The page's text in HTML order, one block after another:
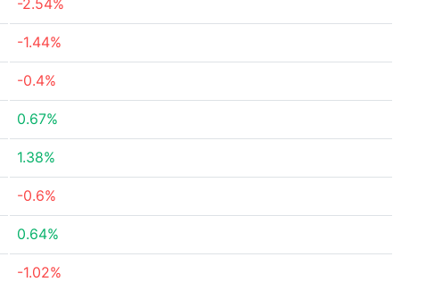
-2.54%
-1.44%
-0.4%
0.67%
1.38%
-0.6%
0.64%
-1.02%